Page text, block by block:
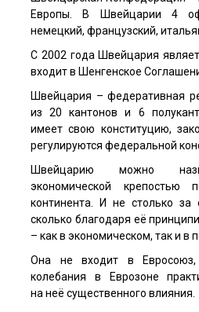
Европы. В Швейцарии 4
немецкий, французский,
С 2002 года Швейцария
входит в Шенгенское
Швейцария – федеративная
из 20 кантонов и 6
имеет свою конституцию,
регулируются федеральной
Швейцарию можно
экономической крепостью
континента. И не столько
сколько благодаря её
– как в экономическом, так и в
Она не входит в
колебания в Еврозоне
на неё существенного влияния.